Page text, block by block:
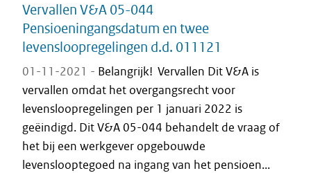
Vervallen V&A 05-044
Pensioeningangsdatum en twee
levensloopregelingen d.d. 011121
01-11-2021 - Belangrijk! Vervallen Dit V&A is
vervallen omdat het overgangsrecht voor
levensloopregelingen per 1 januari 2022 is
geëindigd. Dit V&A 05-044 behandelt de vraag of
het bij een werkgever opgebouwde
levenslooptegoed na ingang van het pensioen...